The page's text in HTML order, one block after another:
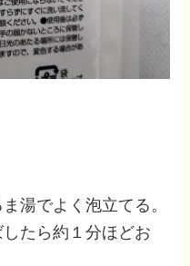
湯でよく泡立てる。
たら約１分ほどお